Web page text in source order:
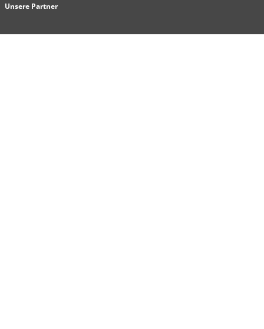
Unsere Partner